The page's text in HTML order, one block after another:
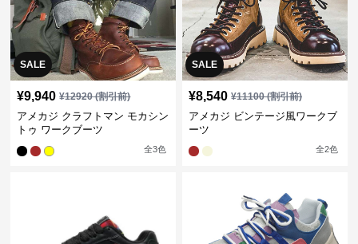
SALE
¥9,940 ¥12920(割引前)
アメカジ クラフトマン モカシン
トゥ ワークブーツ
全3色
SALE
¥8,540 ¥11100(割引前)
アメカジ ビンテージ風ワークブ
ーツ
全2色